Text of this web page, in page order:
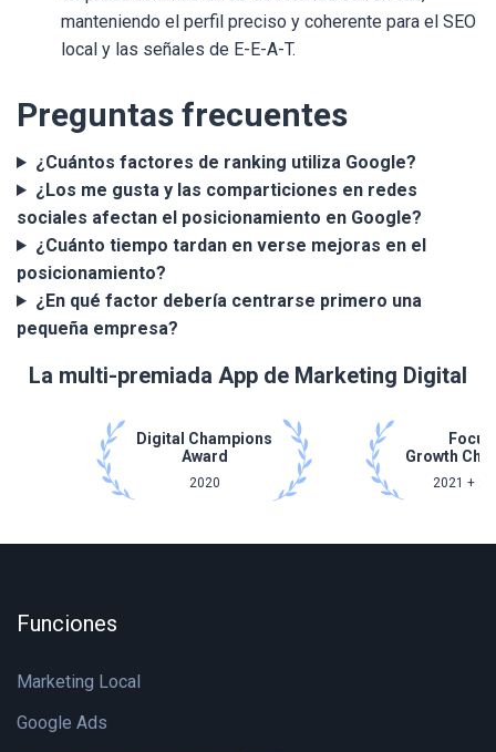
manteniendo el perfil preciso y coherente para el SEO
local y las señales de E-E-A-T.
Preguntas frecuentes
¿Cuántos factores de ranking utiliza Google?
¿Los me gusta y las comparticiones en redes
sociales afectan el posicionamiento en Google?
¿Cuánto tiempo tardan en verse mejoras en el
posicionamiento?
¿En qué factor debería centrarse primero una
pequeña empresa?
La multi-premiada App de Marketing Digital
Digital Champions
Award
2020
Focus
Growth
2021 +
Funciones
Marketing Local
Google Ads